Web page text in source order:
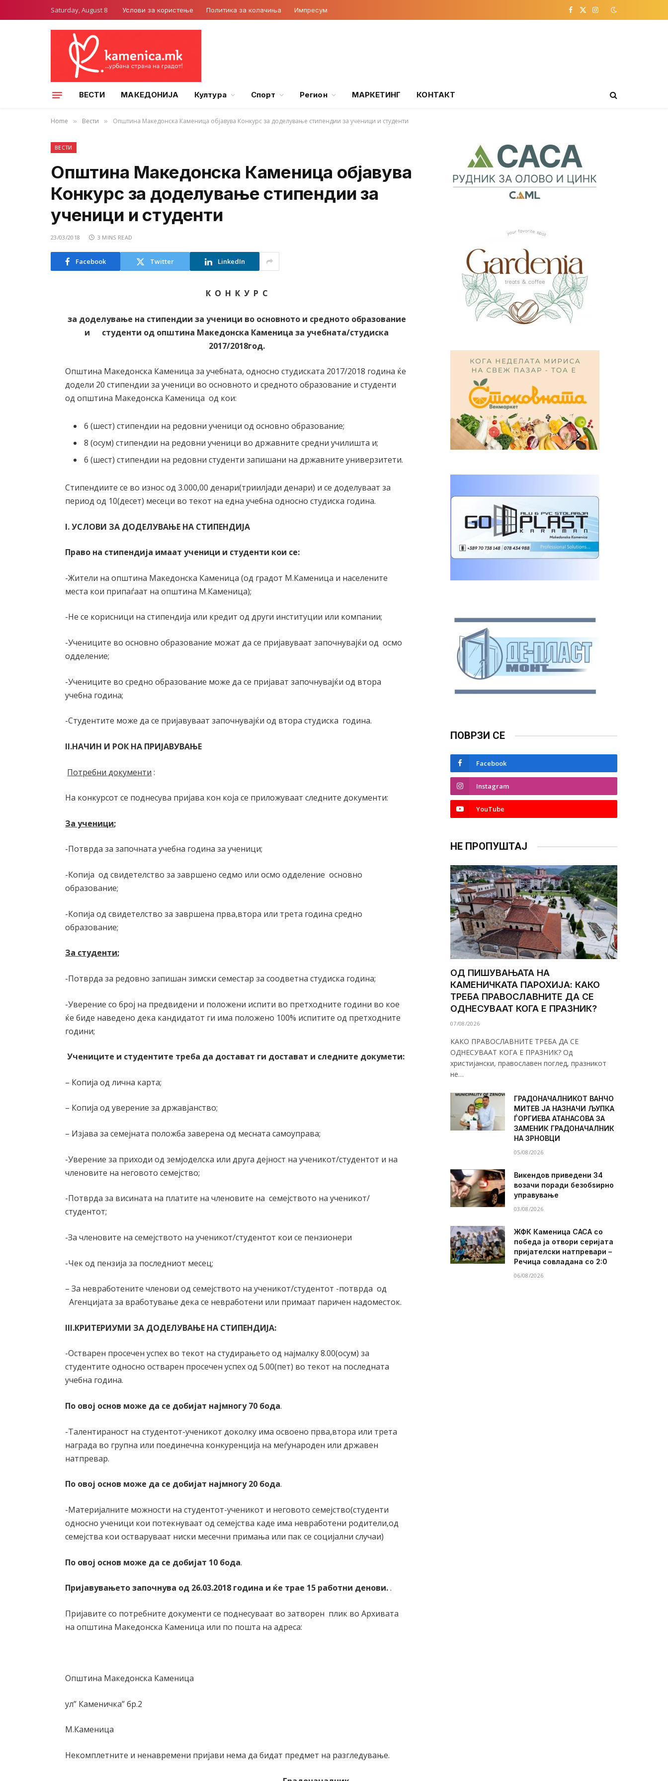
Saturday, August 8 Услови за користење Политика за колачиња Импресум Facebook
X
Instagram
ВЕСТИ МАКЕДОНИЈА Култура Спорт Регион МАРКЕТИНГ КОНТАКТ
Home » Вести » Општина Македонска Каменица објавува Конкурс за доделување стипендии за ученици и студенти
ВЕСТИ
Општина Македонска Каменица објавува
Конкурс за доделување стипендии за
ученици и студенти
23/03/2018 3 MINS READ
Facebook Twitter LinkedIn
К О Н К У Р С
за доделување на стипендии за ученици во основното и средното образование
и студенти од општина Македонска Каменица за учебната/студиска
2017/2018год.
Општина Македонска Каменица за учебната, односно студиската 2017/2018 година ќе
додели 20 стипендии за ученици во основното и средното образование и студенти
од општина Македонска Каменица од кои:
6 (шест) стипендии на редовни ученици од основно образование;
8 (осум) стипендии на редовни ученици во државните средни училишта и;
6 (шест) стипендии на редовни студенти запишани на државните универзитети.
Стипендиите се во износ од 3.000,00 денари(триилјади денари) и се доделуваат за
период од 10(десет) месеци во текот на една учебна односно студиска година.
I. УСЛОВИ ЗА ДОДЕЛУВАЊЕ НА СТИПЕНДИЈА
Право на стипендија имаат ученици и студенти кои се:
-Жители на општина Македонска Каменица (од градот М.Каменица и населените
места кои припаѓаат на општина М.Каменица);
-Не се корисници на стипендија или кредит од други институции или компании;
-Учениците во основно образование можат да се пријавуваат започнувајќи од осмо
одделение;
-Учениците во средно образование може да се пријават започнувајќи од втора
учебна година;
-Студентите може да се пријавуваат започнувајќи од втора студиска година.
II.НАЧИН И РОК НА ПРИЈАВУВАЊЕ
Потребни документи :
На конкурсот се поднесува пријава кон која се приложуваат следните документи:
За ученици;
-Потврда за започната учебна година за ученици;
-Копија од свидетелство за завршено седмо или осмо одделение основно
образование;
-Копија од свидетелство за завршена прва,втора или трета година средно
образование;
За студенти;
-Потврда за редовно запишан зимски семестар за соодветна студиска година;
-Уверение со број на предвидени и положени испити во претходните години во кое
ќе биде наведено дека кандидатот ги има положено 100% испитите од претходните
години;
Учениците и студентите треба да достават ги достават и следните докумети:
– Копија од лична карта;
– Копија од уверение за државјанство;
– Изјава за семејната положба заверена од месната самоуправа;
-Уверение за приходи од земјоделска или друга дејност на ученикот/студентот и на
членовите на неговото семејство;
-Потврдa за висината на платите на членовите на семејството на ученикот/
студентот;
-За членовите на семејството на ученикот/студентот кои се пензионери
-Чек од пензија за последниот месец;
– За невработените членови од семејството на ученикот/студентот -потврда од
Агенцијата за вработување дека се невработени или примаат паричен надоместок.
III.КРИТЕРИУМИ ЗА ДОДЕЛУВАЊЕ НА СТИПЕНДИЈА:
-Остварен просечен успех во текот на студирањето од најмалку 8.00(осум) за
студентите односно остварен просечен успех од 5.00(пет) во текот на последната
учебна година.
По овој основ може да се добијат најмногу 70 бода.
-Талентираност на студентот-ученикот доколку има освоено прва,втора или трета
награда во групна или поединечна конкуренција на меѓународен или државен
натпревар.
По овој основ може да се добијат најмногу 20 бода.
-Материјалните можности на студентот-ученикот и неговото семејство(студенти
односно ученици кои потекнуваат од семејства каде има невработени родители,од
семејства кои остваруваат ниски месечни примања или пак се социјални случаи)
По овој основ може да се добијат 10 бода.
Пријавувањето започнува од 26.03.2018 година и ќе трае 15 работни денови..
Пријавите со потребните документи се поднесуваат во затворен плик во Архивата
на општина Македонска Каменица или по пошта на адреса:
Општина Македонска Каменица
ул” Каменичка” бр.2
М.Каменица
Некомплетните и ненавремени пријави нема да бидат предмет на разгледување.
ПОВРЗИ СЕ
Facebook
Instagram
YouTube
НЕ ПРОПУШТАЈ
ОД ПИШУВАЊАТА НА
КАМЕНИЧКАТА ПАРОХИЈА: КАКО
ТРЕБА ПРАВОСЛАВНИТЕ ДА СЕ
ОДНЕСУВААТ КОГА Е ПРАЗНИК?
07/08/2026
КАКО ПРАВОСЛАВНИТЕ ТРЕБА ДА СЕ
ОДНЕСУВААТ КОГА Е ПРАЗНИК? Од
христијански, православен поглед, празникот
не…
ГРАДОНАЧАЛНИКОТ ВАНЧО
МИТЕВ ЈА НАЗНАЧИ ЉУПКА
ЃОРГИЕВА АТАНАСОВА ЗА
ЗАМЕНИК ГРАДОНАЧАЛНИК
НА ЗРНОВЦИ
05/08/2026
Викендов приведени 34
возачи поради безобѕирно
управување
03/08/2026
ЖФК Каменица САСА со
победа ја отвори серијата
пријателски натпревари –
Речица совладана со 2:0
06/08/2026